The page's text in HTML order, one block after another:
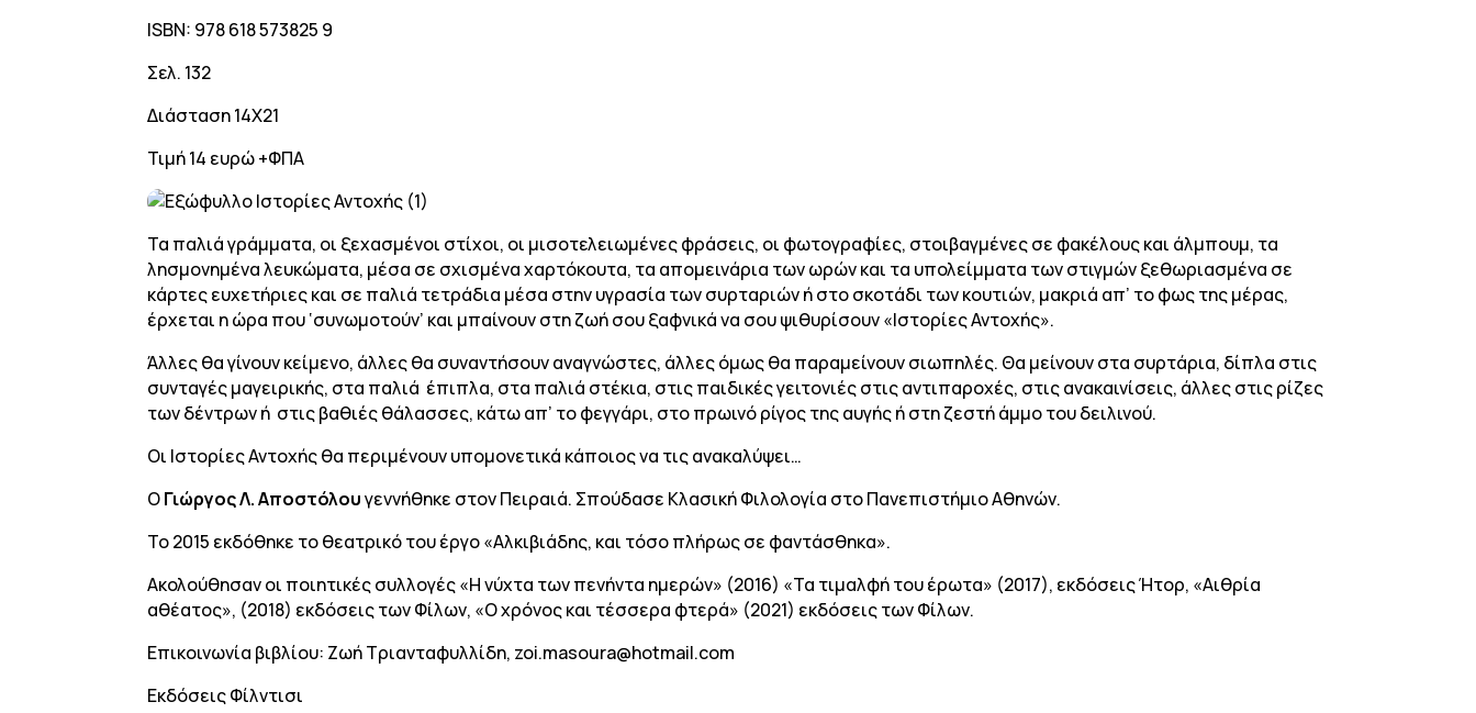
ISBN: 978 618 573825 9
Σελ. 132
Διάσταση 14Χ21
Τιμή 14 ευρώ +ΦΠΑ
Τα παλιά γράμματα, οι ξεχασμένοι στίχοι, οι μισοτελειωμένες φράσεις, οι φωτογραφίες, στοιβαγμένες σε φακέλους και άλμπουμ, τα
λησμονημένα λευκώματα, μέσα σε σχισμένα χαρτόκουτα, τα απομεινάρια των ωρών και τα υπολείμματα των στιγμών ξεθωριασμένα σε
κάρτες ευχετήριες και σε παλιά τετράδια μέσα στην υγρασία των συρταριών ή στο σκοτάδι των κουτιών, μακριά απ’ το φως της μέρας,
έρχεται η ώρα που ‘συνωμοτούν’ και μπαίνουν στη ζωή σου ξαφνικά να σου ψιθυρίσουν «Ιστορίες Αντοχής».
Άλλες θα γίνουν κείμενο, άλλες θα συναντήσουν αναγνώστες, άλλες όμως θα παραμείνουν σιωπηλές. Θα μείνουν στα συρτάρια, δίπλα στις
συνταγές μαγειρικής, στα παλιά έπιπλα, στα παλιά στέκια, στις παιδικές γειτονιές στις αντιπαροχές, στις ανακαινίσεις, άλλες στις ρίζες
των δέντρων ή στις βαθιές θάλασσες, κάτω απ’ το φεγγάρι, στο πρωινό ρίγος της αυγής ή στη ζεστή άμμο του δειλινού.
Οι Ιστορίες Αντοχής θα περιμένουν υπομονετικά κάποιος να τις ανακαλύψει…
ΟΓιώργος Λ. Αποστόλουγεννήθηκε στον Πειραιά. Σπούδασε Κλασική Φιλολογία στο Πανεπιστήμιο Αθηνών.
Το 2015 εκδόθηκε το θεατρικό του έργο «Αλκιβιάδης, και τόσο πλήρως σε φαντάσθηκα».
Ακολούθησαν οι ποιητικές συλλογές «Η νύχτα των πενήντα ημερών» (2016) «Τα τιμαλφή του έρωτα» (2017), εκδόσεις Ήτορ, «Aιθρία
αθέατος», (2018) εκδόσεις των Φίλων, «Ο χρόνος και τέσσερα φτερά» (2021) εκδόσεις των Φίλων.
Επικοινωνία βιβλίου: Ζωή Τριανταφυλλίδη, zoi.masoura@hotmail.com
Εκδόσεις Φίλντισι